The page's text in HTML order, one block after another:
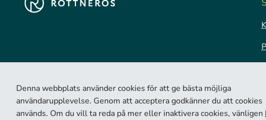
Denna webbplats använder cookies för att ge bästa möjliga
användarupplevelse. Genom att acceptera godkänner du att cookies
används. Om du vill ta reda på mer eller inaktivera cookies, vänligen